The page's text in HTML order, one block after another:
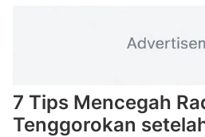
7 Tips Mencegah
Tenggorokan